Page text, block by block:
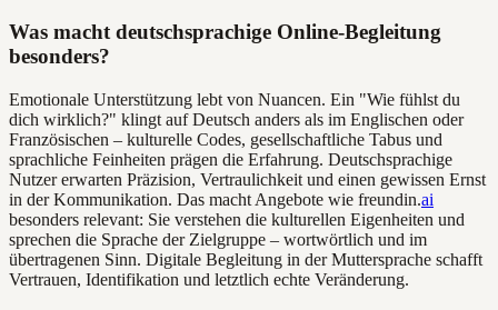
Was macht deutschsprachige Online-Begleitung
besonders?
Emotionale Unterstützung lebt von Nuancen. Ein "Wie fühlst du
dich wirklich?" klingt auf Deutsch anders als im Englischen oder
Französischen – kulturelle Codes, gesellschaftliche Tabus und
sprachliche Feinheiten prägen die Erfahrung. Deutschsprachige
Nutzer erwarten Präzision, Vertraulichkeit und einen gewissen Ernst
in der Kommunikation. Das macht Angebote wie freundin.ai
besonders relevant: Sie verstehen die kulturellen Eigenheiten und
sprechen die Sprache der Zielgruppe – wortwörtlich und im
übertragenen Sinn. Digitale Begleitung in der Muttersprache schafft
Vertrauen, Identifikation und letztlich echte Veränderung.